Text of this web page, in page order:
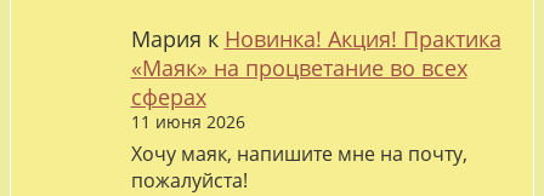
Мария к Новинка! Акция! Практика
«Маяк» на процветание во всех
сферах
11 июня 2026
Хочу маяк, напишите мне на почту,
пожалуйста!